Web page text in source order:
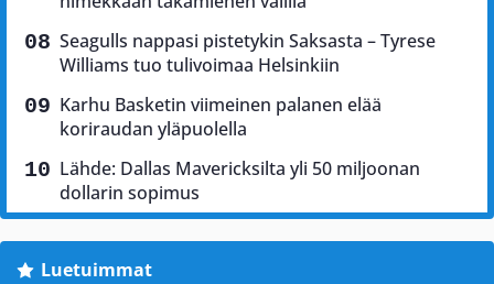
Seagulls nappasi pistetykin Saksasta – Tyrese
Williams tuo tulivoimaa Helsinkiin
Karhu Basketin viimeinen palanen elää
koriraudan yläpuolella
Lähde: Dallas Mavericksilta yli 50 miljoonan
dollarin sopimus
Luetuimmat